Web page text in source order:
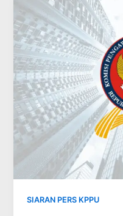
SIARAN PERS KPPU